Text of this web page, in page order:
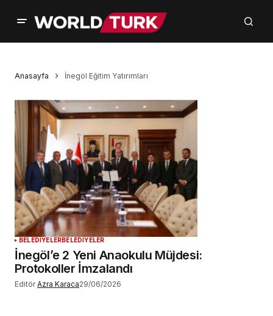
Anasayfa İnegöl Eğitim Yatırımları
BELEDİYELERBELEDİYELER
İnegöl’e 2 Yeni Anaokulu Müjdesi:
Protokoller İmzalandı
Editör Azra Karaca29/06/2026